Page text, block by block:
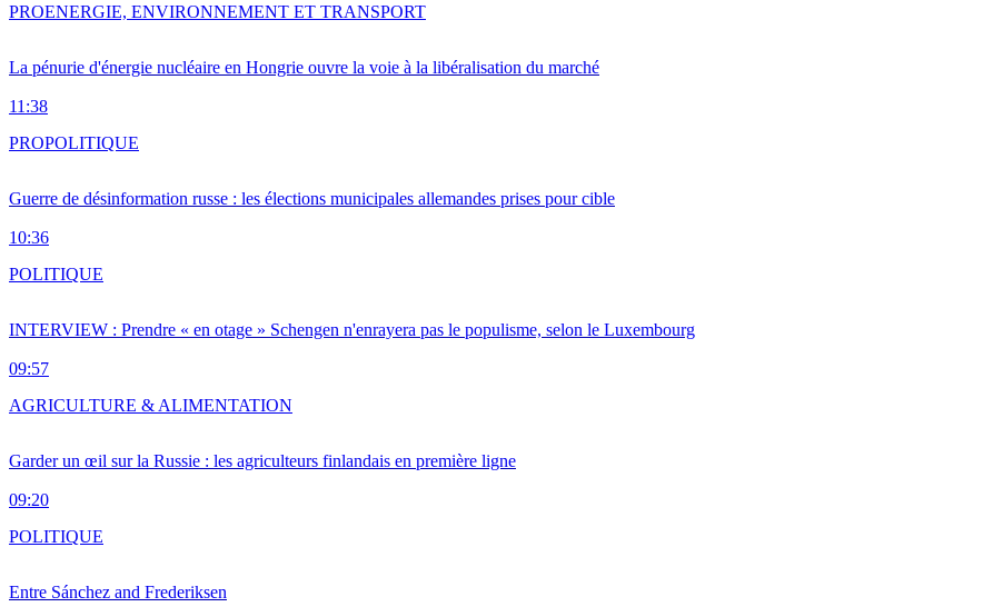
La pénurie d'énergie nucléaire en Hongrie ouvre la voie à la libéralisation du marché
11:38
PROENERGIE, ENVIRONNEMENT ET TRANSPORT
Guerre de désinformation russe : les élections municipales allemandes prises pour cible
10:36
PROPOLITIQUE
INTERVIEW : Prendre « en otage » Schengen n'enrayera pas le populisme, selon le Luxembourg
09:57
POLITIQUE
Garder un œil sur la Russie : les agriculteurs finlandais en première ligne
09:20
AGRICULTURE & ALIMENTATION
Entre Sánchez and Frederiksen
POLITIQUE